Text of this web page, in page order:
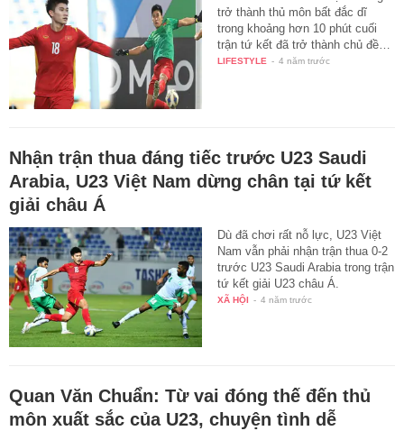
trở thành thủ môn bất đắc dĩ
trong khoảng hơn 10 phút cuối
trận tứ kết đã trở thành chủ đề…
LIFESTYLE - 4 năm trước
Nhận trận thua đáng tiếc trước U23 Saudi
Arabia, U23 Việt Nam dừng chân tại tứ kết
giải châu Á
Dù đã chơi rất nỗ lực, U23 Việt
Nam vẫn phải nhận trận thua 0-2
trước U23 Saudi Arabia trong trận
tứ kết giải U23 châu Á.
XÃ HỘI - 4 năm trước
Quan Văn Chuẩn: Từ vai đóng thế đến thủ
môn xuất sắc của U23, chuyện tình dễ